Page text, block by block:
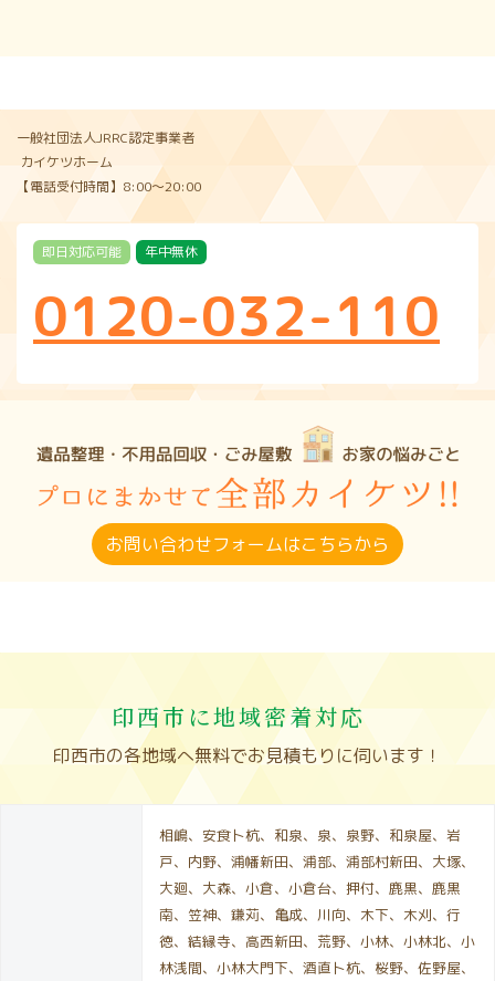
一般社団法人JRRC認定事業者
カイケツホーム
【電話受付時間】8:00〜20:00
即日対応可能 年中無休
0120-032-110
お問い合わせフォームはこちらから
印西市に地域密着対応
印西市の各地域へ無料でお見積もりに伺います！
相嶋、安食卜杭、和泉、泉、泉野、和泉屋、岩
戸、内野、浦幡新田、浦部、浦部村新田、大塚、
大廻、大森、小倉、小倉台、押付、鹿黒、鹿黒
南、笠神、鎌苅、亀成、川向、木下、木刈、行
徳、結縁寺、高西新田、荒野、小林、小林北、小
林浅間、小林大門下、酒直卜杭、桜野、佐野屋、